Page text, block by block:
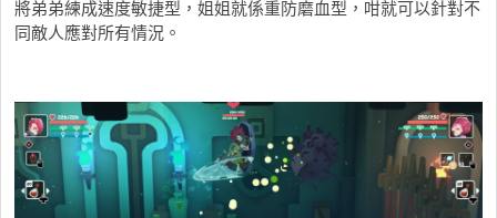
將弟弟練成速度敏捷型，姐姐就係重防磨血型，咁就可以針對不
同敵人應對所有情況。